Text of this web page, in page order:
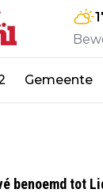
Gemeente
benoemd tot